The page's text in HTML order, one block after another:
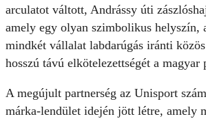
arculatot váltott, Andrássy úti
amely egy olyan szimbolikus helyszín,
mindkét vállalat labdarúgás iránti
hosszú távú elkötelezettségét a magyar
A megújult partnerség az Unisport
márka-lendület idején jött létre, amely